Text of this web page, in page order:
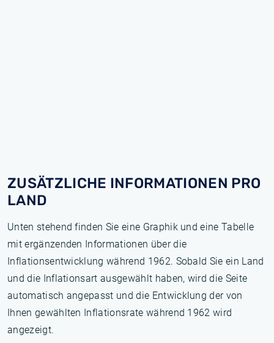
ZUSÄTZLICHE INFORMATIONEN PRO
LAND
Unten stehend finden Sie eine Graphik und eine Tabelle
mit ergänzenden Informationen über die
Inflationsentwicklung während 1962. Sobald Sie ein Land
und die Inflationsart ausgewählt haben, wird die Seite
automatisch angepasst und die Entwicklung der von
Ihnen gewählten Inflationsrate während 1962 wird
angezeigt.